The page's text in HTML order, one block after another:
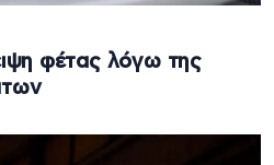
φέτας λόγω της